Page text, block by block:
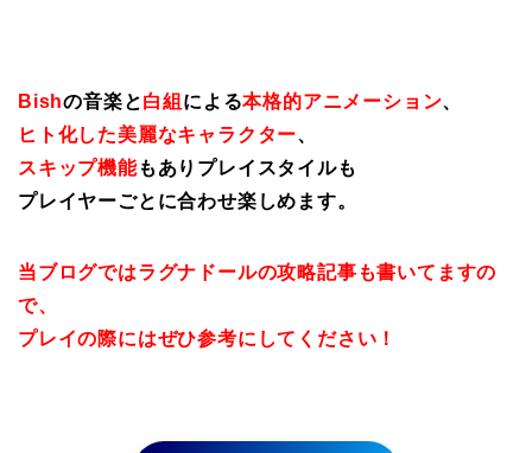
Bishの音楽と白組 による本格的アニメーション、
ヒト化した美麗なキャラクター、
スキップ機能もありプレイスタイルも
プレイヤーごとに合わせ楽しめます。
当ブログではラグナドールの攻略記事も書いてますの
で、
プレイの際にはぜひ参考にしてください！